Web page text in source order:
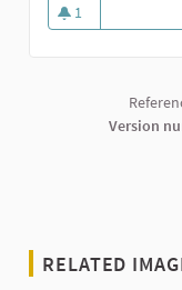
1
1 follower
Version
RELATED